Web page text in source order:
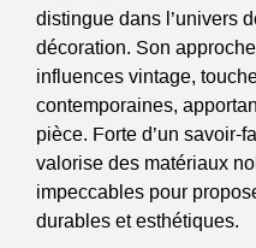
distingue dans l’univers
décoration. Son
influences vintage,
contemporaines,
pièce. Forte d’un savoir-
valorise des matériaux
impeccables pour
durables et esthétiques.